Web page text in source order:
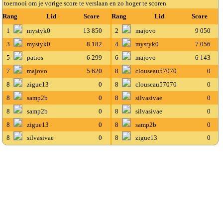
toernooi om je vorige score te verslaan en zo hoger te scoren
Rang
Lid Score Rang Lid
Score
1
mystyk0 13 850 2 majovo
9 050
3
mystyk0 8 182 4 mystyk0
7 056
5
patios 6 299 6 majovo
6 143
7
majovo 5 620 8 clouseau57070
0
8
zigue13 0 8 clouseau57070
0
8
samp2b 0 8 silvasivae
0
8
samp2b 0 8 silvasivae
0
8
zigue13 0 8 samp2b
0
8
silvasivae 0 8 zigue13 0